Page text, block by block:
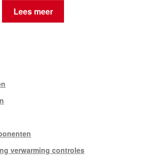
Lees meer
verwarming controles